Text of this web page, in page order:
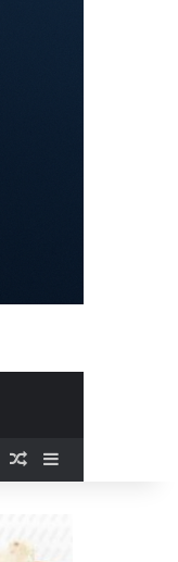
AccesoPublicación al